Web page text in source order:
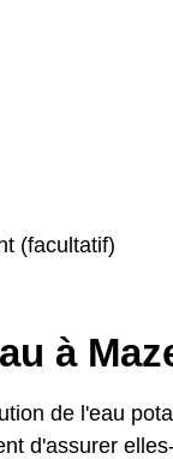
(facultatif)
à
de l'eau
d'assurer